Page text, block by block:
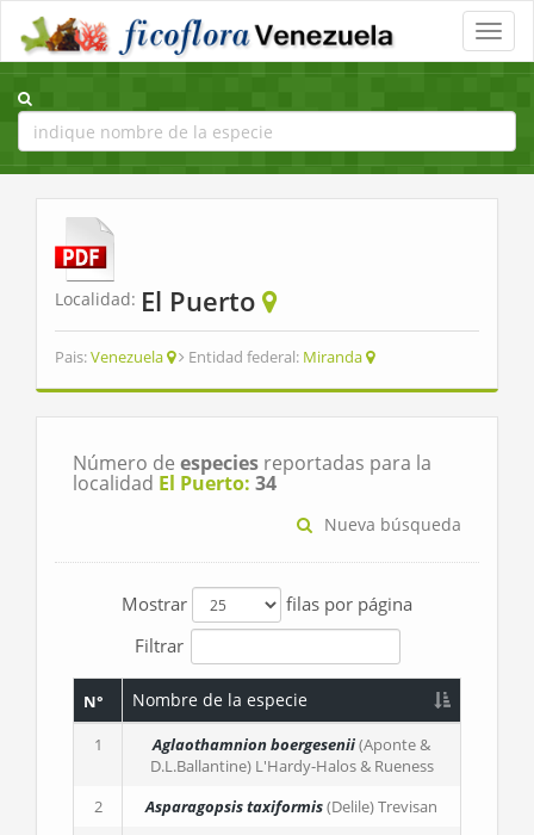
Toggle
Localidad: El Puerto
Pais:Venezuela Entidad federal: Miranda
Número de especies reportadas para la
localidad El Puerto: 34
Nueva búsqueda
Mostrar
filas por página
Filtrar
N° Nombre de la especie
1 Aglaothamnion boergesenii(Aponte &
D.L.Ballantine) L'Hardy-Halos & Rueness
2
Asparagopsis taxiformis(Delile) Trevisan